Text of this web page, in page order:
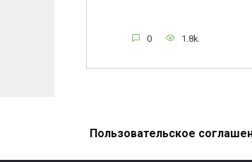
0 1.8k.
Пользовательское